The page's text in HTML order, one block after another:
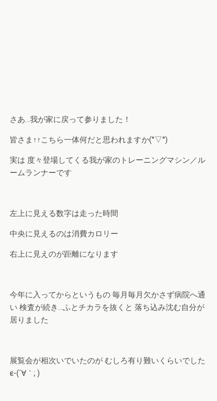
さあ…我が家に戻って参りました！
皆さま↑↑こちら一体何だと思われますか(°▽°)
実は 度々登場してくる我が家のトレーニングマシン／ル
ームランナーです
左上に見える数字は走った時間
中央に見えるのは消費カロリー
右上に見えのが距離になります
今年に入ってからというもの 毎月毎月欠かさず病院へ通
い 検査が続き…ふとチカラを抜くと 落ち込み沈む自分が
居りました
展覧会が相次いでいたのが むしろ有り難いくらいでした
ε-(´∀｀; )